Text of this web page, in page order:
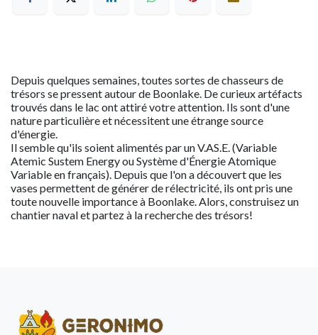
Depuis quelques semaines, toutes sortes de chasseurs de
trésors se pressent autour de Boonlake. De curieux artéfacts
trouvés dans le lac ont attiré votre attention. Ils sont d'une
nature particulière et nécessitent une étrange source
d'énergie.
Il semble qu'ils soient alimentés par un V.AS.E. (Variable
Atemic Sustem Energy ou Système d'Énergie Atomique
Variable en français). Depuis que l'on a découvert que les
vases permettent de générer de rélectricité, ils ont pris une
toute nouvelle importance à Boonlake. Alors, construisez un
chantier naval et partez à la recherche des trésors!